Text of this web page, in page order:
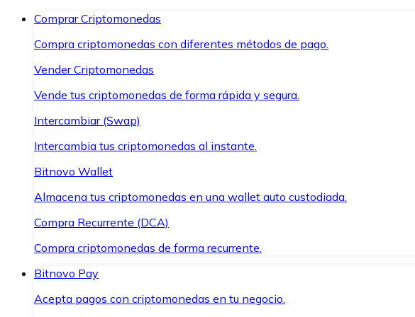
Comprar Criptomonedas
Compra criptomonedas con diferentes métodos de pago.
Vender Criptomonedas
Vende tus criptomonedas de forma rápida y segura.
Intercambiar (Swap)
Intercambia tus criptomonedas al instante.
Bitnovo Wallet
Almacena tus criptomonedas en una wallet auto custodiada.
Compra Recurrente (DCA)
Compra criptomonedas de forma recurrente.
Bitnovo Pay
Acepta pagos con criptomonedas en tu negocio.